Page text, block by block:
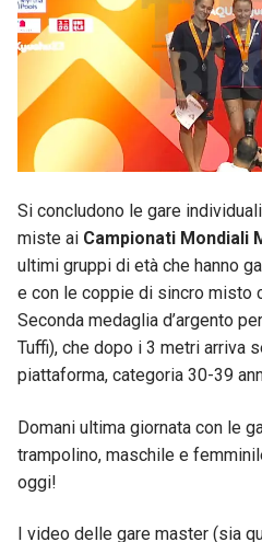
Si concludono le gare
miste ai Campionati Mondiali
ultimi gruppi di età che hanno
e con le coppie di sincro misto
Seconda medaglia d’argento per
Tuffi), che dopo i 3 metri arriva
piattaforma, categoria 30-39
Domani ultima giornata con le
trampolino, maschile e
oggi!
I video delle gare master (sia